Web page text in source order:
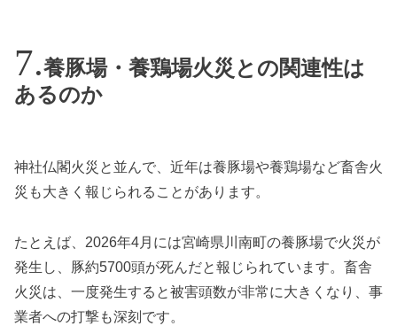
養豚場・養鶏場火災との関連性は
あるのか
神社仏閣火災と並んで、近年は養豚場や養鶏場など畜舎火
災も大きく報じられることがあります。
たとえば、2026年4月には宮崎県川南町の養豚場で火災が
発生し、豚約5700頭が死んだと報じられています。畜舎
火災は、一度発生すると被害頭数が非常に大きくなり、事
業者への打撃も深刻です。